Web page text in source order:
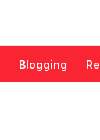
Blogging